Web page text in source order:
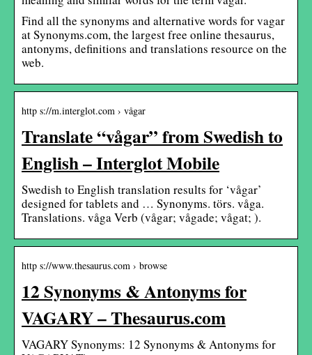
Find all the synonyms and alternative words for vagar
at Synonyms.com, the largest free online thesaurus,
antonyms, definitions and translations resource on the
web.
http s://m.interglot.com › vågar
Translate “vågar” from Swedish to
English – Interglot Mobile
Swedish to English translation results for ‘vågar’
designed for tablets and … Synonyms. törs. våga.
Translations. våga Verb (vågar; vågade; vågat; ).
http s://www.thesaurus.com › browse
12 Synonyms & Antonyms for
VAGARY – Thesaurus.com
VAGARY Synonyms: 12 Synonyms & Antonyms for